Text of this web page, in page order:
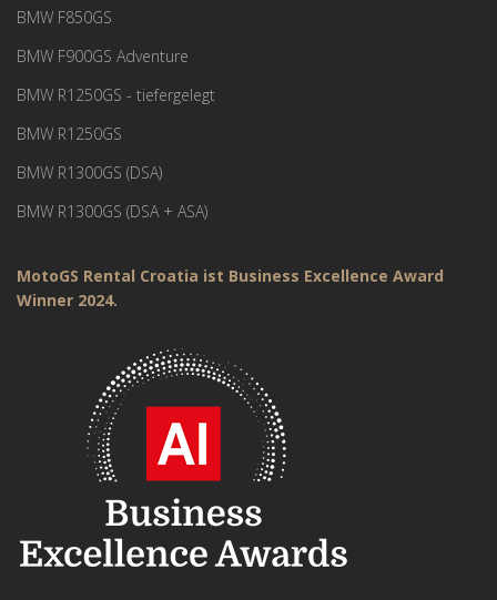
BMW F850GS
BMW F900GS Adventure
BMW R1250GS - tiefergelegt
BMW R1250GS
BMW R1300GS (DSA)
BMW R1300GS (DSA + ASA)
MotoGS Rental Croatia ist Business Excellence Award
Winner 2024.